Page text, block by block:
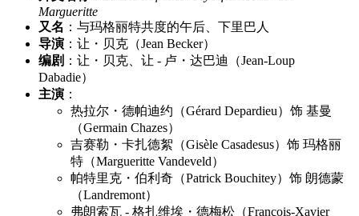
Margueritte
又名 ：与玛格丽特共度的午后、下里巴人
导演 ：让・贝克（Jean Becker）
编剧 ：让・贝克、让 - 卢・达巴迪（Jean-Loup
Dabadie）
主演 ：
热拉尔・德帕迪约（Gérard Depardieu）饰 基曼
（Germain Chazes）
吉赛勒・卡扎德絮（Gisèle Casadesus）饰 玛格丽
特（Margueritte Vandeveld）
帕特里克・伯利奇（Patrick Bouchitey）饰 朗德蒙
（Landremont）
弗朗索瓦 - 格扎维埃・德梅松（François-Xavier